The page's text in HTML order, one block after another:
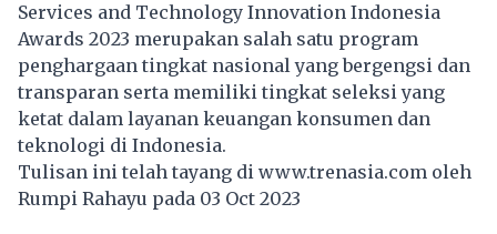
Services and Technology Innovation Indonesia
Awards 2023 merupakan salah satu program
penghargaan tingkat nasional yang bergengsi dan
transparan serta memiliki tingkat seleksi yang
ketat dalam layanan keuangan konsumen dan
teknologi di Indonesia.
Tulisan ini telah tayang di www.trenasia.com oleh
Rumpi Rahayu pada 03 Oct 2023